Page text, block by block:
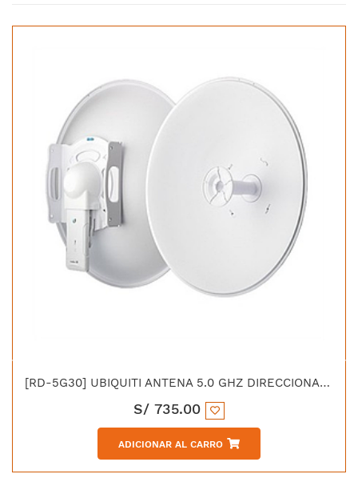
[RD-5G30] UBIQUITI ANTENA 5.0 GHZ DIRECCIONAL ROCKETDISH 30DBI
S/ 735.00
ADICIONAR AL CARRO